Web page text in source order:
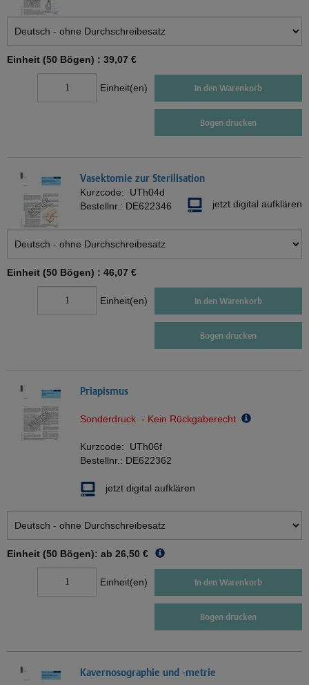
Einheit (50 Bögen) : 39,07 €
Einheit(en) In den Warenkorb
Bogen drucken
Vasektomie zur Sterilisation
Kurzcode: UTh04d
Bestellnr.: DE622346 jetzt digital aufklären
Einheit (50 Bögen) : 46,07 €
Einheit(en) In den Warenkorb
Bogen drucken
Priapismus
Sonderdruck - Kein Rückgaberecht
Kurzcode: UTh06f
Bestellnr.: DE622362
jetzt digital aufklären
Einheit (50 Bögen): ab 26,50 €
Einheit(en) In den Warenkorb
Bogen drucken
Kavernosographie und -metrie